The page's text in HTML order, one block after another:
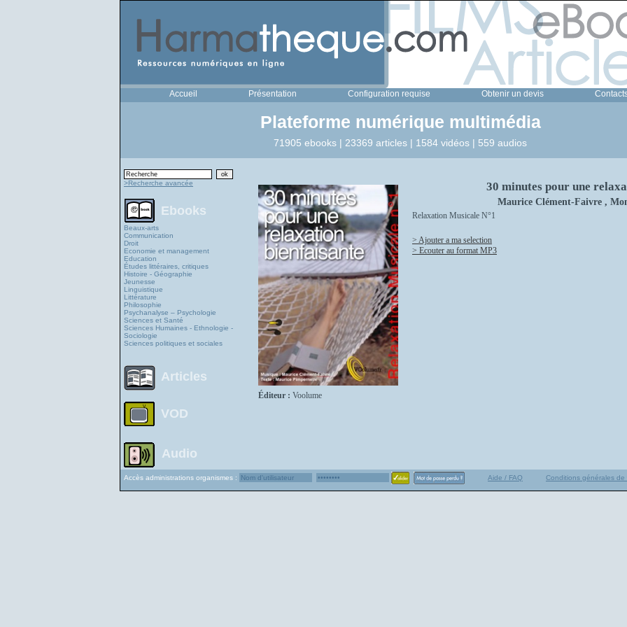
Accueil Présentation Configuration requise Obtenir un devis
Plateforme numérique multimédia
71905 ebooks | 23369 articles | 1584 vidéos | 559 audios
>Recherche avancée
Ebooks
Beaux-arts
Communication
Droit
Economie et management
Education
Études littéraires, critiques
Histoire - Géographie
Jeunesse
Linguistique
Littérature
Philosophie
Psychanalyse – Psychologie
Sciences et Santé
Sciences Humaines - Ethnologie -
Sociologie
Sciences politiques et sociales
Articles
VOD
Audio
Éditeur : Voolume
30 minutes pour une
Maurice Clément-Faivre ,
Relaxation Musicale N°1
> Ajouter a ma selection
> Ecouter au format MP3
Accès administrations organismes : Aide / FAQ Conditions générales de